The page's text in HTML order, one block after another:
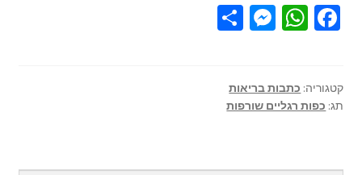
Fa
o
o
W
sA
p
M
n
ge
S
קטגוריה: כתבות בריאות
תג: כפות רגליים שורפות